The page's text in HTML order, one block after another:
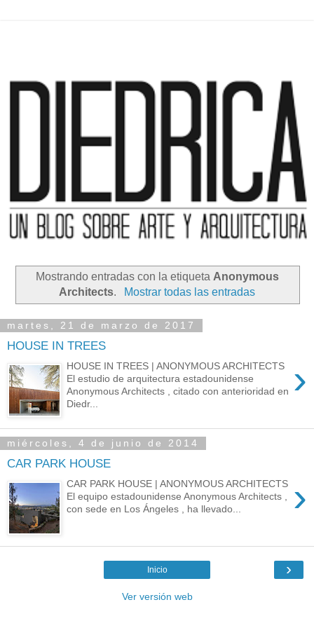
Mostrando entradas con la etiqueta Anonymous
Architects. Mostrar todas las entradas
martes, 21 de marzo de 2017
HOUSE IN TREES
›
HOUSE IN TREES | ANONYMOUS ARCHITECTS
El estudio de arquitectura estadounidense
Anonymous Architects , citado con anterioridad en
Diedr...
miércoles, 4 de junio de 2014
CAR PARK HOUSE
›
CAR PARK HOUSE | ANONYMOUS ARCHITECTS
El equipo estadounidense Anonymous Architects ,
con sede en Los Ángeles , ha llevado...
›
Inicio
Ver versión web